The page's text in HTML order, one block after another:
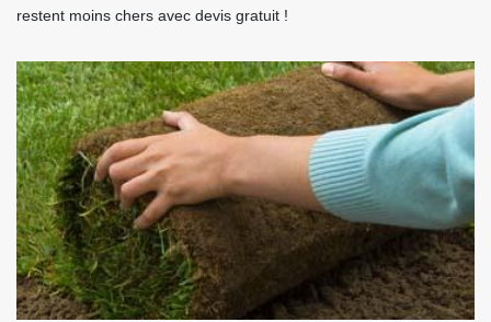
restent moins chers avec devis gratuit !